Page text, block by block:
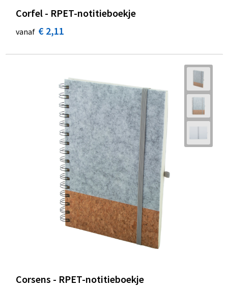
Corfel - RPET-notitieboekje
vanaf € 2,11
Corsens - RPET-notitieboekje